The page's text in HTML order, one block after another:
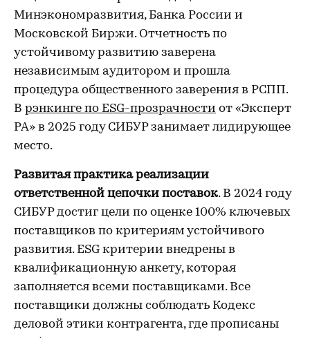
Минэкономразвития, Банка России и
Московской Биржи. Отчетность по
устойчивому развитию заверена
независимым аудитором и прошла
процедура общественного заверения в РСПП.
В рэнкинге по ESG-прозрачности от «Эксперт
РА» в 2025 году СИБУР занимает лидирующее
место.
Развитая практика реализации
ответственной цепочки поставок. В 2024 году
СИБУР достиг цели по оценке 100% ключевых
поставщиков по критериям устойчивого
развития. ESG критерии внедрены в
квалификационную анкету, которая
заполняется всеми поставщиками. Все
поставщики должны соблюдать Кодекс
деловой этики контрагента, где прописаны